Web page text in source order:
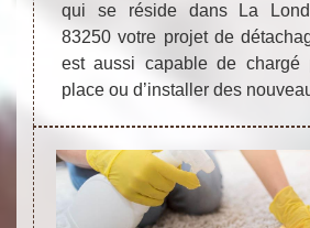
qui se réside dans La
83250 votre projet de
est aussi capable de chargé
place ou d’installer des